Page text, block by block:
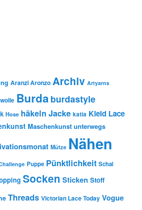
Aranzi Aronzo Archiv Artyarns
Burda burdastyle
Hose häkeln Jacke katia Kleid Lace
Maschenkunst unterwegs
Mütze Nähen
Puppe Pünktlichkeit Schal
Socken Sticken Stoff
Threads Victorian Lace Today Vogue